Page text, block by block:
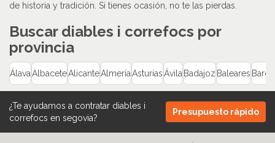
de historia y tradición. Si tienes ocasión, no te las pierdas.
Buscar diables i correfocs por
provincia
ÁlavaAlbaceteAlicanteAlmeríaAsturiasÁvila Badajoz Baleares
¿Te ayudamos a contratar diables i
correfocs en segovia?
Presupuesto rápido